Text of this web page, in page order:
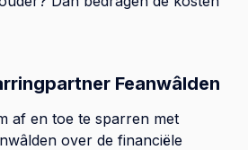
Feanwâlden
af en toe te sparren met
over de financiële